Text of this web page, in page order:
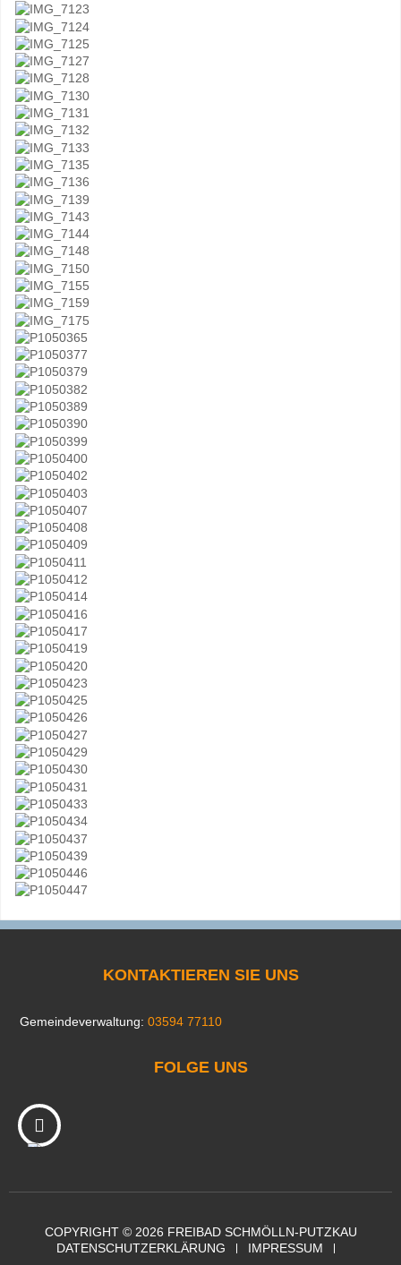
KONTAKTIEREN SIE UNS
Gemeindeverwaltung: 03594 77110
FOLGE UNS
COPYRIGHT © 2026 FREIBAD SCHMÖLLN-PUTZKAU
DATENSCHUTZERKLÄRUNG
IMPRESSUM